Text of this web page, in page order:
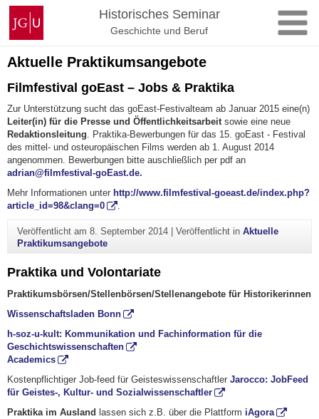
Zum
Inhalt
springen
Johannes
Gutenberg-
Universität
Mainz
Historisches Seminar
Geschichte und Beruf
Aktuelle Praktikumsangebote
Filmfestival goEast – Jobs & Praktika
Zur Unterstützung sucht das goEast-Festivalteam ab Januar 2015 eine(n)
Leiter(in) für die Presse und Öffentlichkeitsarbeitsowie eine neue
Redaktionsleitung. Praktika-Bewerbungen für das 15. goEast - Festival
des mittel- und osteuropäischen Films werden ab 1. August 2014
angenommen. Bewerbungen bitte auschließlich per pdf an
adrian@filmfestival-goEast.de.
Mehr Informationen unter http://www.filmfestival-goeast.de/index.php?
article_id=98&clang=0
.
Veröffentlicht am 8. September 2014| Veröffentlicht in Aktuelle
Praktikumsangebote
Praktika und Volontariate
Praktikumsbörsen/Stellenbörsen/Stellenangebote für Historikerinnen
Wissenschaftsladen Bonn
h-soz-u-kult: Kommunikation und Fachinformation für die
Geschichtswissenschaften
Academics
Kostenpflichtiger Job-feed für Geisteswissenschaftler Jarocco: JobFeed
für Geistes-, Kultur- und Sozialwissenschaftler
Praktika im Ausland lassen sich z.B. über die Plattform iAgora